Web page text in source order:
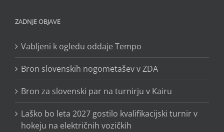
ZADNJE OBJAVE
Vabljeni k ogledu oddaje Tempo
Bron slovenskih nogometašev v ZDA
Bron za slovenski par na turnirju v Kairu
Laško bo leta 2027 gostilo kvalifikacijski turnir v
hokeju na električnih vozičkih